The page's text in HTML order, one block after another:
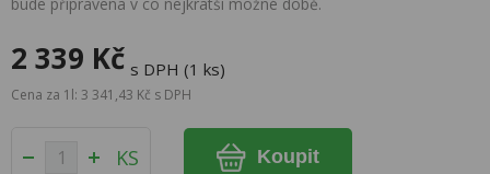
2 339 Kč s DPH (1 ks)
Cena za 1l: 3 341,43 Kč s DPH
KS Koupit